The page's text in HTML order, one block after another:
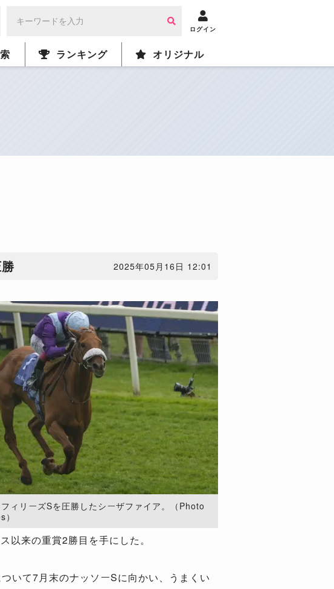
ログイン
ランキング オリジナル
2025年05月16日 12:01
ィリーズSを圧勝したシーザファイア。（Photo
以来の重賞2勝目を手にした。
いて7月末のナッソーSに向かい、うまくい